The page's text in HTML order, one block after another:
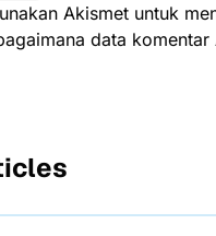
Akismet untuk
data komentar